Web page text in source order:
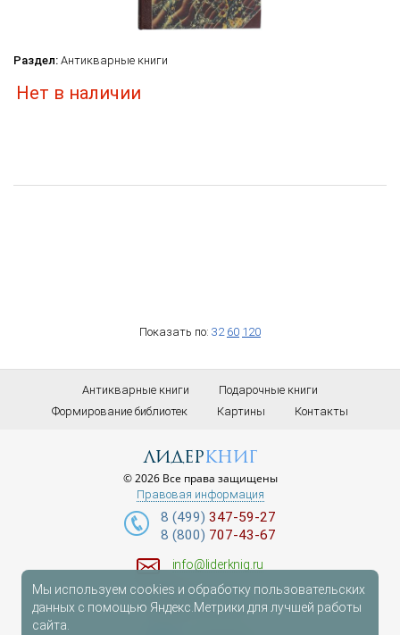
Раздел: Антикварные книги
Нет в наличии
Показать по: 32 60 120
Антикварные книги
Подарочные книги
Формирование библиотек
Картины Контакты
лидеркниг
© 2026 Все права защищены
Правовая информация
8 (499) 347-59-27
8 (800) 707-43-67
info@liderknig.ru
Доставка
Мы используем cookies и обработку пользовательских
данных с помощью Яндекс.Метрики для лучшей работы
сайта.